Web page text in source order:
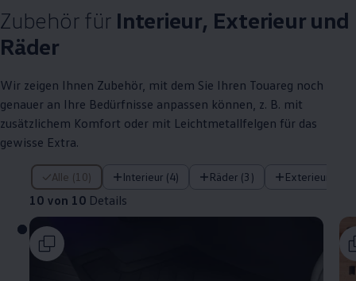
Zubehörfür Interieur, Exterieur und
Räder
Wir zeigen Ihnen Zubehör, mit dem Sie Ihren Touareg noch
genauer an Ihre Bedürfnisse anpassen können, z. B. mit
zusätzlichem Komfort oder mit Leichtmetallfelgen für das
gewisse Extra.
Alle (10) Interieur (4) Räder (3) Exterieur (3)
10 von 10 Details
10 von 10 Details